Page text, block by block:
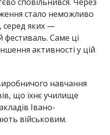
стало неможливо
серед яких —
фестиваль. Саме ці
активності у цій
навчання
що їхнє училище
Івано-
військовим.